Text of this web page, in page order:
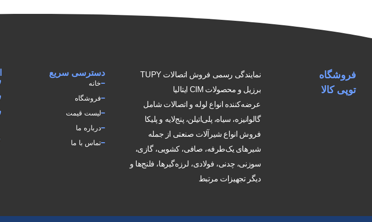
فروشگاه
توپی کالا
نمایندگی رسمی فروش اتصالات TUPY
برزیل و محصولات CIM ایتالیا
عرضه‌کننده انواع لوله و اتصالات شامل
گالوانیزه، سیاه، پلی‌اتیلن، پنج‌لایه و پلیکا
فروش انواع شیرآلات صنعتی از جمله
شیرهای یک‌طرفه، صافی، کشویی، گازی،
سوزنی، چدنی، فولادی، لرزه‌گیرها، فلنج‌ها و
دیگر تجهیزات مرتبط
دسترسی سریع
خانه
فروشگاه
لیست قیمت
درباره ما
تماس با ما